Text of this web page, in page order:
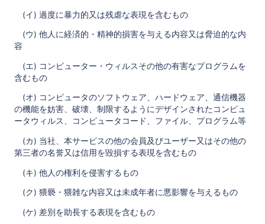
(イ) 過度に暴力的又は残虐な表現を含むもの
(ウ) 他人に経済的・精神的損害を与える内容又は脅迫的な内
容
(エ) コンピューター・ウィルスその他の有害なプログラムを
含むもの
(オ) コンピュータのソフトウェア、ハードウェア、通信機器
の機能を妨害、破壊、制限するようにデザインされたコンピュ
ータウィルス、コンピュータコード、ファイル、プログラム等
(カ) 当社、本サービスの他の会員及びユーザー又はその他の
第三者の名誉又は信用を毀損する表現を含むもの
(キ) 他人の権利を侵害するもの
(ク) 猥褻・猥雑な内容又は未成年者に悪影響を与えるもの
(ケ) 差別を助長する表現を含むもの